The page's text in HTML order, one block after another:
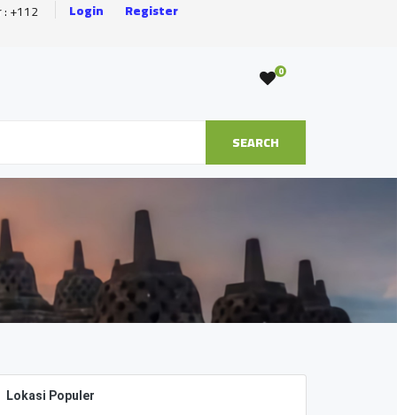
: +112 Login Register
0
SEARCH
Lokasi Populer